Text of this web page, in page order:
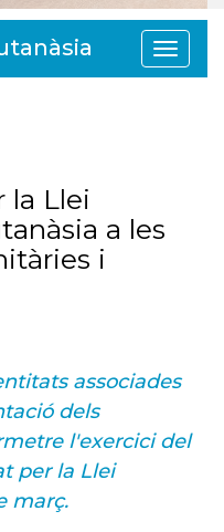
Toggle
la Llei
a les
i
associades
dels
l'exercici del
per la Llei
març.